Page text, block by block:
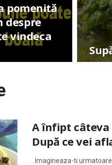
pomenită
despre
vindeca
A înfipt câteva
După ce vei
Imagineaza-ti